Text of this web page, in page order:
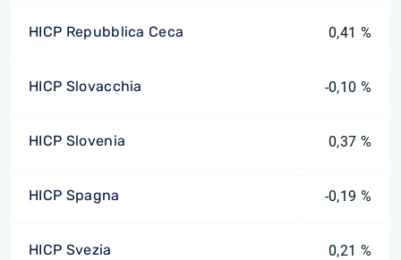
HICP Repubblica Ceca 0,41 %
HICP Slovacchia -0,10 %
HICP Slovenia 0,37 %
HICP Spagna -0,19 %
HICP Svezia 0,21 %